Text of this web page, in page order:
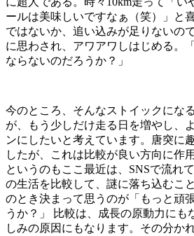
ールは美味しいですなぁ（笑）」と
ではないか、追い込みが足りないの
に思わされ、アワアワしはじめる。
ならないのだろうか？」
今のところ、そんなストイックにな
が、もう少しだけ走る日を増やし、
ンにしたいと考えています。唐突に
したが、これは比較が良い方向に作
というのもここ最近は、 SNSで流れ
の生活を比較して、謎に落ち込むこ
のとき決まって思うのが「もっと頑
うか？」
比較は、成長の原動力にも
しみの原因にもなります。その分か